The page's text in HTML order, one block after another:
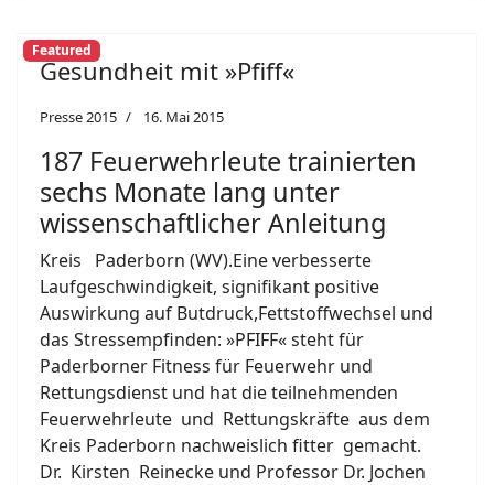
Featured
Gesundheit mit »Pfiff«
Presse 2015 16. Mai 2015
187 Feuerwehrleute trainierten
sechs Monate lang unter
wissenschaftlicher Anleitung
Kreis Paderborn (WV).Eine verbesserte
Laufgeschwindigkeit, signifikant positive
Auswirkung auf Butdruck,Fettstoffwechsel und
das Stressempfinden: »PFIFF« steht für
Paderborner Fitness für Feuerwehr und
Rettungsdienst und hat die teilnehmenden
Feuerwehrleute und Rettungskräfte aus dem
Kreis Paderborn nachweislich fitter gemacht.
Dr. Kirsten Reinecke und Professor Dr. Jochen